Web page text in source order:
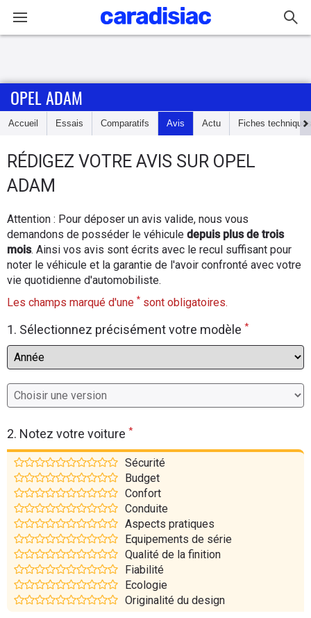
Accueil
Essais
d'achat
Electriques
Flottes
Auto
Moto
Marques
OPEL ADAM
Accueil Essais Comparatifs Avis Actu Fiches techniques
RÉDIGEZ VOTRE AVIS SUR OPEL
ADAM
Attention : Pour déposer un avis valide, nous vous
demandons de posséder le véhicule depuis plus de trois
mois. Ainsi vos avis sont écrits avec le recul suffisant pour
noter le véhicule et la garantie de l'avoir confronté avec votre
vie quotidienne d'automobiliste.
Les champs marqué d'une * sont obligatoires.
1. Sélectionnez précisément votre modèle *
2. Notez votre voiture *
Sécurité
Budget
Confort
Conduite
Aspects pratiques
Equipements de série
Qualité de la finition
Fiabilité
Ecologie
Originalité du design